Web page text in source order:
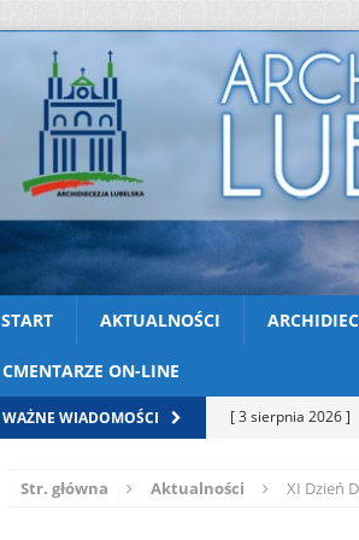
START AKTUALNOŚCI
CMENTARZE ON-LINE
WAŻNE WIADOMOŚCI [ 3 sierpnia 2026 ]
[ 2 sierpnia 2026 ]
Str. główna Aktualności XI Dzień